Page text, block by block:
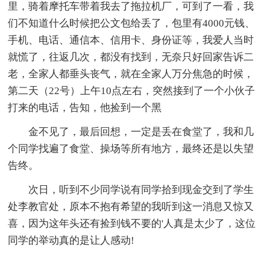
里，骑着摩托车带着我去了拖拉机厂，可到了一看，我
们不知道什么时候把公文包给丢了，包里有4000元钱、
手机、电话、通信本、信用卡、身份证等，我爱人当时
就慌了，往返几次，都没有找到，无奈只好回家告诉二
老，全家人都垂头丧气，就在全家人万分焦急的时候，
第二天（22号）上午10点左右，突然接到了一个小伙子
打来的电话，告知，他捡到一个黑
金不见了，最后回想，一定是丢在食堂了，我和几
个同学找遍了食堂、操场等所有地方，最终还是以失望
告终。
次日，听到不少同学说有同学拾到现金交到了学生
处李教官处，原本不抱有希望的我听到这一消息又惊又
喜，因为这年头还有捡到钱不要的'人真是太少了，这位
同学的举动真的是让人感动!